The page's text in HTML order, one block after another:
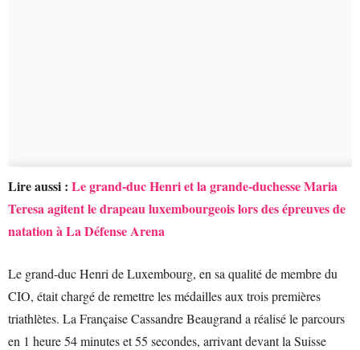
Lire aussi : Le grand-duc Henri et la grande-duchesse Maria
Teresa agitent le drapeau luxembourgeois lors des épreuves de
natation à La Défense Arena
Le grand-duc Henri de Luxembourg, en sa qualité de membre du
CIO, était chargé de remettre les médailles aux trois premières
triathlètes. La Française Cassandre Beaugrand a réalisé le parcours
en 1 heure 54 minutes et 55 secondes, arrivant devant la Suisse